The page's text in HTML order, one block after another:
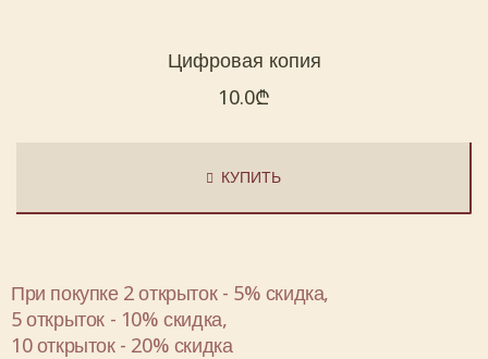
Цифровая копия
10.0₾
КУПИТЬ
При покупке 2 открыток - 5% скидка,
5 открыток - 10% скидка,
10 открыток - 20% скидка